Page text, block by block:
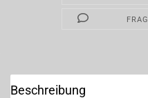
Beschreibung